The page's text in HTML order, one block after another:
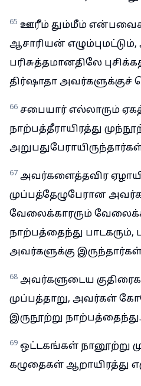
65 ஊரீம் தும்மீம்
ஆசாரியன்
பரிசுத்தமானதிலே
திர்ஷாதா
66 சபையார் எல்லாரும்
நாற்பத்தீராயிரத்து
67 அவர்களைத்தவிர
முப்பத்தேழுபேரான
வேலைக்காரரும்
நாற்பத்தைந்து பாடகரும்,
அவர்களுக்கு
68 அவர்களுடைய
முப்பத்தாறு, அவர்கள்
இருநூற்று நாற்பத்தைந்து.
69 ஒட்டகங்கள் நானூற்று
கழுதைகள் ஆறாயிரத்து